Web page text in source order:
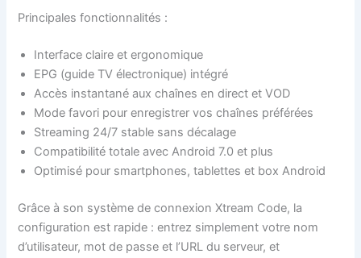
Principales fonctionnalités :
Interface claire et ergonomique
EPG (guide TV électronique) intégré
Accès instantané aux chaînes en direct et VOD
Mode favori pour enregistrer vos chaînes préférées
Streaming 24/7 stable sans décalage
Compatibilité totale avec Android 7.0 et plus
Optimisé pour smartphones, tablettes et box Android
Grâce à son système de connexion Xtream Code, la
configuration est rapide : entrez simplement votre nom
d’utilisateur, mot de passe et l’URL du serveur, et